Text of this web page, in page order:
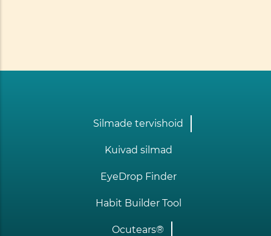
Silmade tervishoid
Kuivad silmad
EyeDrop Finder
Habit Builder Tool
Ocutears®